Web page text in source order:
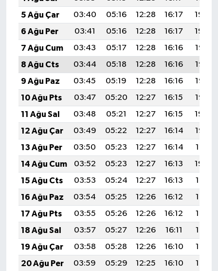
5 Ağu Çar
03:40 05:16 12:28 16:17
19:30
6 Ağu Per
03:41 05:16 12:28 16:17
19:29
7 Ağu Cum
03:43 05:17 12:28 16:16
19:28
8 Ağu Cts
03:44 05:18 12:28 16:16
19:27
9 Ağu Paz
03:45 05:19 12:28 16:16
19:26
10 Ağu Pts
03:47 05:20 12:27 16:15
19:25
11 Ağu Sal
03:48 05:21 12:27 16:15
19:24
12 Ağu Çar
03:49 05:22 12:27 16:14
19:22
13 Ağu Per
03:50 05:23 12:27 16:14
19:21
14 Ağu Cum
03:52 05:23 12:27 16:13
19:20
15 Ağu Cts
03:53 05:24 12:27 16:13
19:19
16 Ağu Paz
03:54 05:25 12:26 16:12
19:17
17 Ağu Pts
03:55 05:26 12:26 16:12
19:16
18 Ağu Sal
03:57 05:27 12:26 16:11
19:15
19 Ağu Çar
03:58 05:28 12:26 16:10
19:13
20 Ağu Per
03:59 05:29 12:25 16:10
19:12